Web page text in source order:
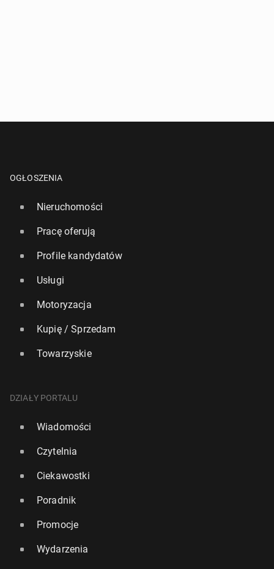
OGŁOSZENIA
Nieruchomości
Pracę oferują
Profile kandydatów
Usługi
Motoryzacja
Kupię / Sprzedam
Towarzyskie
DZIAŁY PORTALU
Wiadomości
Czytelnia
Ciekawostki
Poradnik
Promocje
Wydarzenia